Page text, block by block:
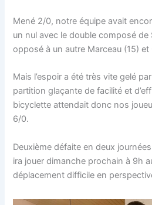
Mené 2/0, notre équipe avait
un nul avec le double composé de
opposé à un autre Marceau (15) et
Mais l’espoir a été très vite gelé
partition glaçante de facilité et
bicyclette attendait donc nos
6/0.
Deuxième défaite en deux
ira jouer dimanche prochain à 9h
déplacement difficile en